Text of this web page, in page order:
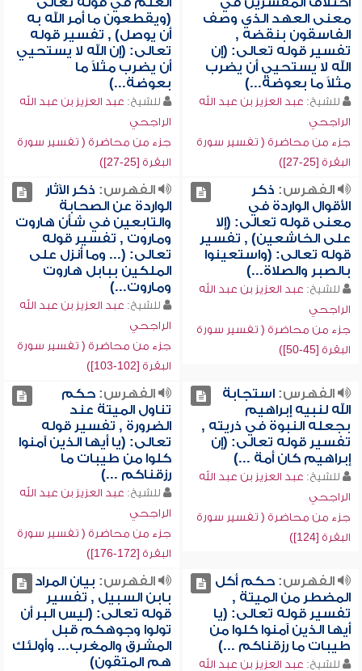
معنى العهد الذي وصف
الفاسقون بنقضه ,
تفسير قوله تعالى: (إن
الله لا يستحيي أن يضرب
مثلاً ما بعوضة...)
للشيخ: عبد العزيز بن عبد الله
الراجحي
جزء من محاضرة ( تفسير سورة
البقرة [25-27])
(ويقطعون ما أمر الله به
أن يوصل) , تفسير قوله
تعالى: (إن الله لا يستحيي
أن يضرب مثلاً ما
بعوضة...)
للشيخ: عبد العزيز بن عبد الله
الراجحي
جزء من محاضرة ( تفسير سورة
البقرة [25-27])
الفهرس: ذكر
الأقوال الواردة في
معنى قوله تعالى: (إلا
على الخاشعين) , تفسير
قوله تعالى: (واستعينوا
بالصبر والصلاة...)
للشيخ: عبد العزيز بن عبد الله
الراجحي
جزء من محاضرة ( تفسير سورة
البقرة [45-50])
الفهرس: ذكر الآثار
الواردة عن الصحابة
والتابعين في شأن هاروت
وماروت , تفسير قوله
تعالى: (... وما أنزل على
الملكين ببابل هاروت
وماروت...)
للشيخ: عبد العزيز بن عبد الله
الراجحي
جزء من محاضرة ( تفسير سورة
البقرة [102-103])
الفهرس:استجابة
الله لنبيه إبراهيم
بجعله النبوة في ذريته ,
تفسير قوله تعالى: (إن
إبراهيم كان أمة ...)
للشيخ: عبد العزيز بن عبد الله
الراجحي
جزء من محاضرة ( تفسير سورة
البقرة [124])
الفهرس:حكم
تناول الميتة عند
الضرورة , تفسير قوله
تعالى: (يا أيها الذين آمنوا
كلوا من طيبات ما
رزقناكم ...)
للشيخ: عبد العزيز بن عبد الله
الراجحي
جزء من محاضرة ( تفسير سورة
البقرة [172-176])
الفهرس:حكم أكل
المضطر من الميتة ,
تفسير قوله تعالى: (يا
أيها الذين آمنوا كلوا من
طيبات ما رزقناكم ...)
للشيخ: عبد العزيز بن عبد الله
الفهرس: بيان المراد
بابن السبيل , تفسير
قوله تعالى: (ليس البر أن
تولوا وجوهكم قبل
المشرق والمغرب... وأولئك
هم المتقون)